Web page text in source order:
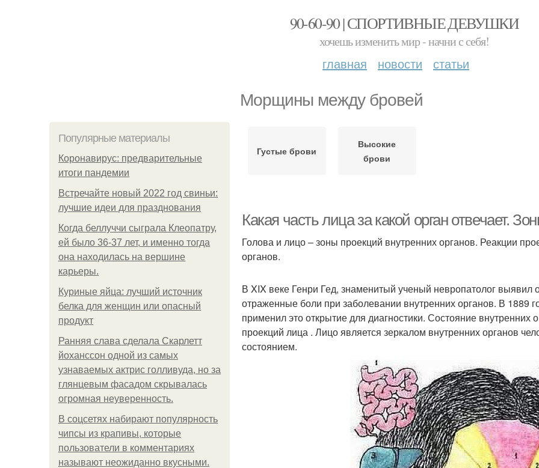
90-60-90 | СПОРТИВНЫЕ ДЕВУШКИ
хочешь изменить мир - начни с себя!
главная новости статьи
Морщины между бровей
Популярные материалы
Коронавирус: предварительные
итоги пандемии
Встречайте новый 2022 год свиньи:
лучшие идеи для празднования
Когда беллуччи сыграла Клеопатру,
ей было 36-37 лет, и именно тогда
она находилась на вершине
карьеры.
Куриные яйца: лучший источник
белка для женщин или опасный
продукт
Ранняя слава сделала Скарлетт
йоханссон одной из самых
узнаваемых актрис голливуда, но за
глянцевым фасадом скрывалась
огромная неуверенность.
В соцсетях набирают популярность
чипсы из крапивы, которые
пользователи в комментариях
называют неожиданно вкусными.
Густые брови
Высокие
брови
Какая часть лица за какой орган отвечает.
Голова и лицо – зоны проекций внутренних органов. Реакции
органов.
В XIX веке Генри Гед, знаменитый ученый невропатолог
отраженные боли при заболевании внутренних органов. В 1889
применил это открытие для диагностики. Состояние
проекций лица . Лицо является зеркалом внутренних органов
состоянием.